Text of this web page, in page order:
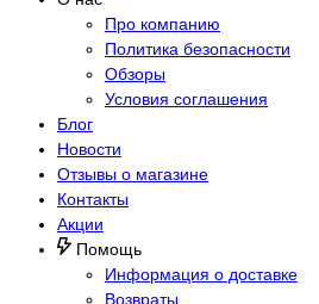
Про компанию
Политика безопасности
Обзоры
Условия соглашения
Блог
Новости
Отзывы о магазине
Контакты
Акции
Помощь
Информация о доставке
Возвраты